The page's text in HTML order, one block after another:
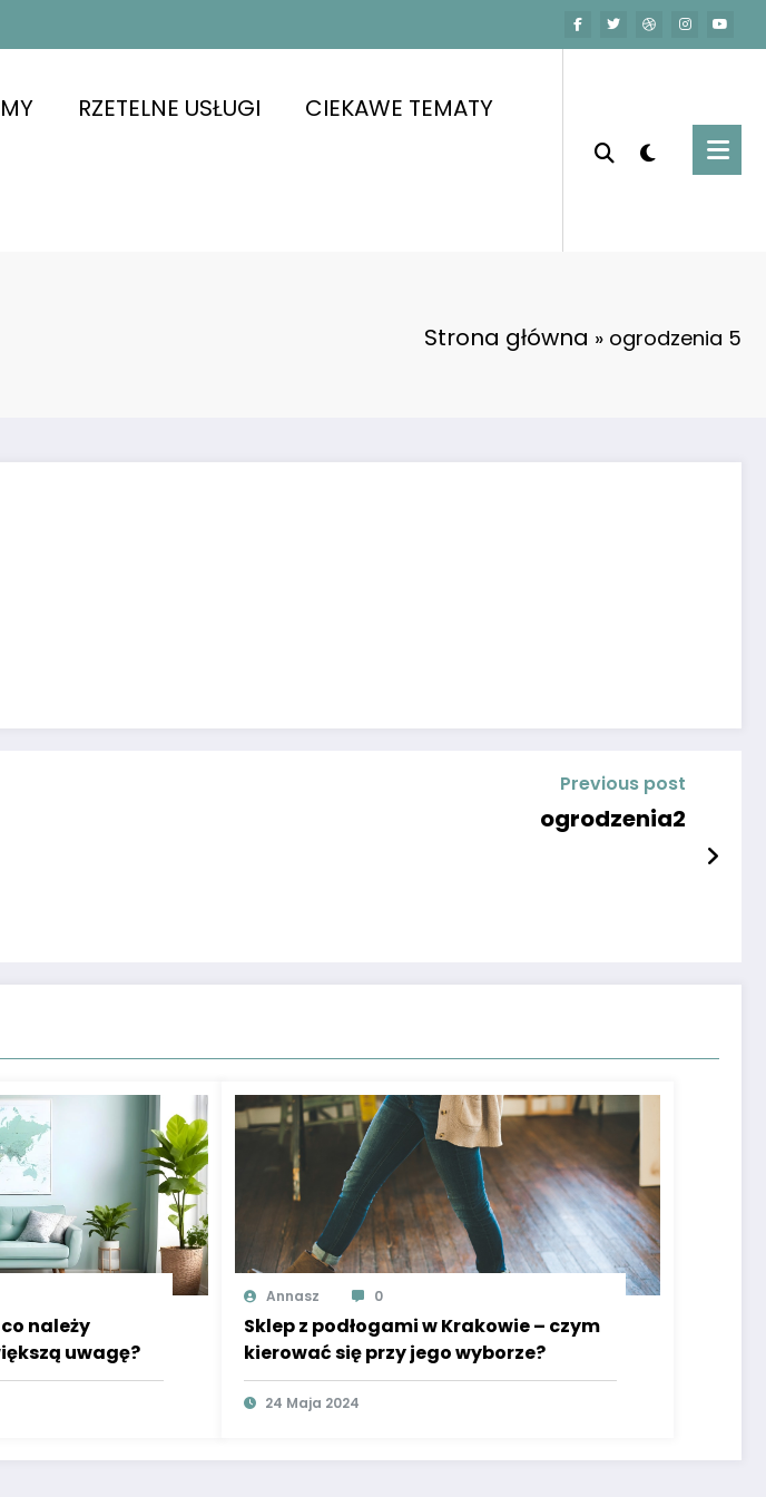
RZETELNE USŁUGI CIEKAWE TEMATY
Strona główna » ogrodzenia 5
Previous post
ogrodzenia2
należy
uwagę?
Annasz 0
Sklep z podłogami w Krakowie – czym
kierować się przy jego wyborze?
24 Maja 2024